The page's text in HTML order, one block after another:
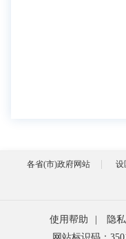
各省(市)政府网站 设
使用帮助 隐